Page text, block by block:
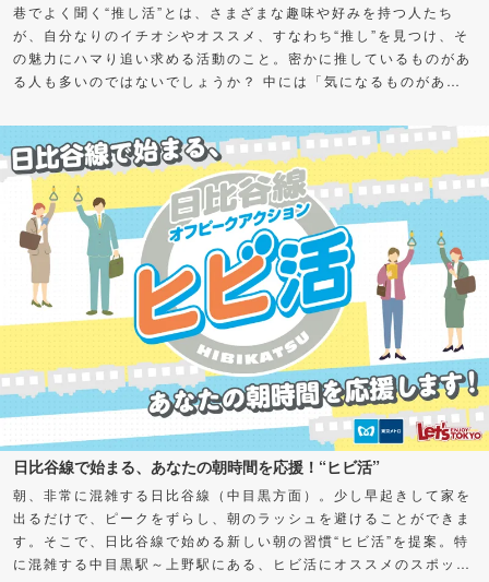
巷でよく聞く“推し活”とは、さまざまな趣味や好みを持つ人たち
が、自分なりのイチオシやオススメ、すなわち“推し”を見つけ、そ
の魅力にハマり追い求める活動のこと。密かに推しているものがあ
る人も多いのではないでしょうか？ 中には「気になるものがある
けたい！」とお悩みの方もいるかもしれません。 そこで今回、さ
まざまなグルメの“通（ツウ）”に“推し”をアンケート！愛してやま
ない、超オススメスポット＆グルメを聞いちゃいました。気になる
カテゴリーがあったら、ぜひチェックしてみてくださいね。
日比谷線で始まる、あなたの朝時間を応援！“ヒビ活”
朝、非常に混雑する日比谷線（中目黒方面）。少し早起きして家を
出るだけで、ピークをずらし、朝のラッシュを避けることができま
す。そこで、日比谷線で始める新しい朝の習慣“ヒビ活”を提案。特
に混雑する中目黒駅～上野駅にある、ヒビ活にオススメのスポット